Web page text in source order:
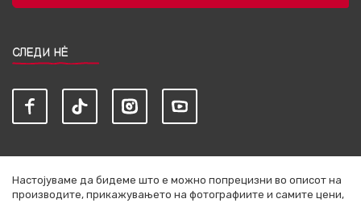
СЛЕДИ НЀ
Настојуваме да бидеме што е можно попрецизни во описот на
производите, прикажувањето на фотографиите и самите цени,